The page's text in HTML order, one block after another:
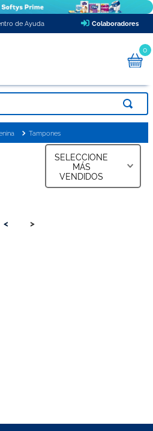
de Ayuda Colaboradores
0
Tampones
SELECCIONE
MÁS
VENDIDOS
< >